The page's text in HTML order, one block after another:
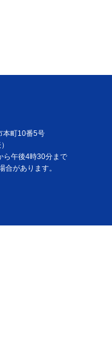
本町10番5号
ら午後4時30分まで
があります。